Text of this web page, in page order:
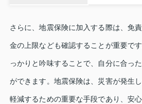
さらに、地震保険に加入する際は、免
金の上限なども確認することが重要で
っかりと吟味することで、自分に合っ
ができます。地震保険は、災害が発生
軽減するための重要な手段であり、安